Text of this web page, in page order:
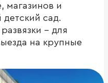
магазинов и
сад.
– для
на крупные